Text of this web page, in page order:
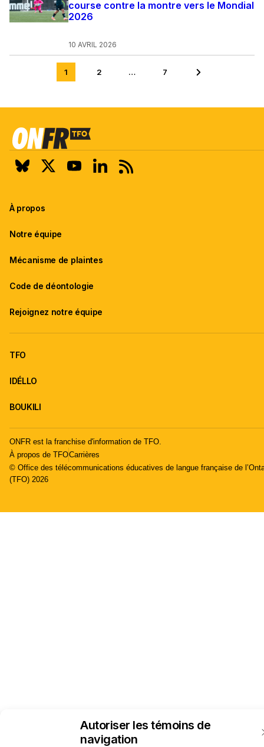
Autoriser les témoins de
navigation
course contre la montre vers le Mondial
2026
10 AVRIL 2026
1
Aller
7
2 …
Aller
7
7
Aller à la page
À propos
Notre équipe
Mécanisme de plaintes
Code de déontologie
Rejoignez notre équipe
TFO
IDÉLLO
BOUKILI
ONFR est la franchise d'information de TFO.
À propos de TFOCarrières
© Office des télécommunications éducatives de langue française de
(TFO) 2026